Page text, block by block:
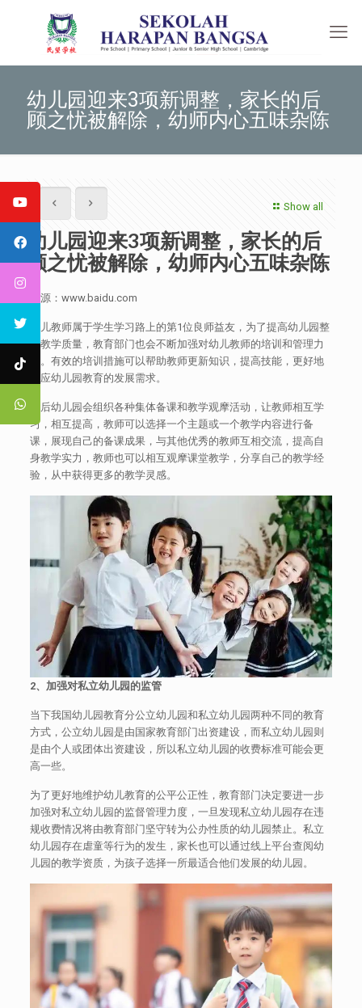
幼儿园迎来3项新调整，家长的后
顾之忧被解除，幼师内心五味杂陈
Show all
幼儿园迎来3项新调整，家长的后
顾之忧被解除，幼师内心五味杂陈
来源：www.baidu.com
幼儿教师属于学生学习路上的第1位良师益友，为了提高幼儿园整
体教学质量，教育部门也会不断加强对幼儿教师的培训和管理力
度。有效的培训措施可以帮助教师更新知识，提高技能，更好地
适应幼儿园教育的发展需求。
以后幼儿园会组织各种集体备课和教学观摩活动，让教师相互学
习，相互提高，教师可以选择一个主题或一个教学内容进行备
课，展现自己的备课成果，与其他优秀的教师互相交流，提高自
身教学实力，教师也可以相互观摩课堂教学，分享自己的教学经
验，从中获得更多的教学灵感。
2、加强对私立幼儿园的监管
当下我国幼儿园教育分公立幼儿园和私立幼儿园两种不同的教育
方式，公立幼儿园是由国家教育部门出资建设，而私立幼儿园则
是由个人或团体出资建设，所以私立幼儿园的收费标准可能会更
高一些。
为了更好地维护幼儿教育的公平公正性，教育部门决定要进一步
加强对私立幼儿园的监督管理力度，一旦发现私立幼儿园存在违
规收费情况将由教育部门坚守转为公办性质的幼儿园禁止。私立
幼儿园存在虐童等行为的发生，家长也可以通过线上平台查阅幼
儿园的教学资质，为孩子选择一所最适合他们发展的幼儿园。